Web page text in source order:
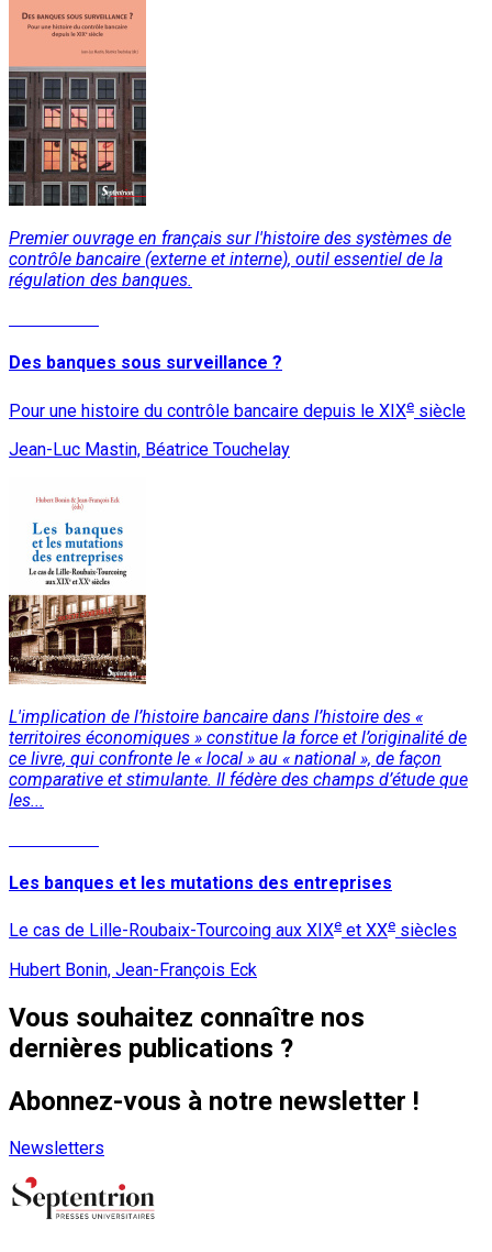
Premier ouvrage en français sur l'histoire des systèmes de
contrôle bancaire (externe et interne), outil essentiel de la
régulation des banques.
Des banques sous surveillance ?
Pour une histoire du contrôle bancaire depuis le XIXe siècle
Jean-Luc Mastin, Béatrice Touchelay
L'implication de l’histoire bancaire dans l’histoire des «
territoires économiques » constitue la force et l’originalité de
ce livre, qui confronte le « local » au « national », de façon
comparative et stimulante. Il fédère des champs d’étude que
les...
Les banques et les mutations des entreprises
Le cas de Lille-Roubaix-Tourcoing aux XIXe et XXe siècles
Hubert Bonin, Jean-François Eck
Vous souhaitez connaître nos
dernières publications ?
Abonnez-vous à notre newsletter !
Newsletters